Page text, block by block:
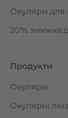
Окуляри для
20% знижка
Продукти
Окуляри
Окулярні